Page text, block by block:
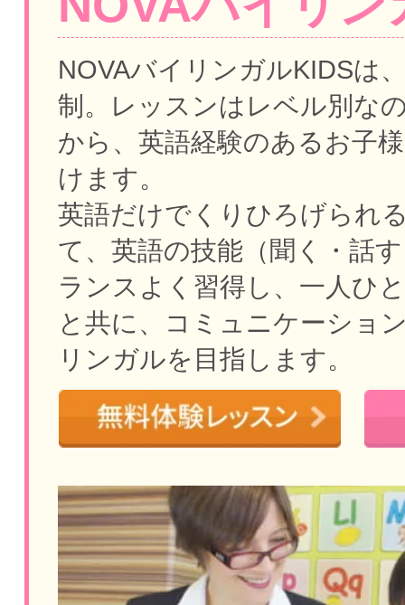
NOVAバイリンガルKIDSは
制。
レッスンはレベル別な
から、英語経験のあるお子
けます。
英語だけでくりひろげられ
て、英語の技能（聞く・話
ランスよく習得し、一人ひ
と共に、コミュニケーショ
リンガルを目指します。